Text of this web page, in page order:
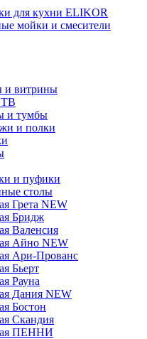
для кухни ELIKOR
мойки и смесители
и витрины
и тумбы
и полки
и пуфики
столы
Грета NEW
Бридж
Валенсия
Айно NEW
Ари-Прованс
Бьерт
Рауна
Дания NEW
Бостон
Скандия
ПЕННИ